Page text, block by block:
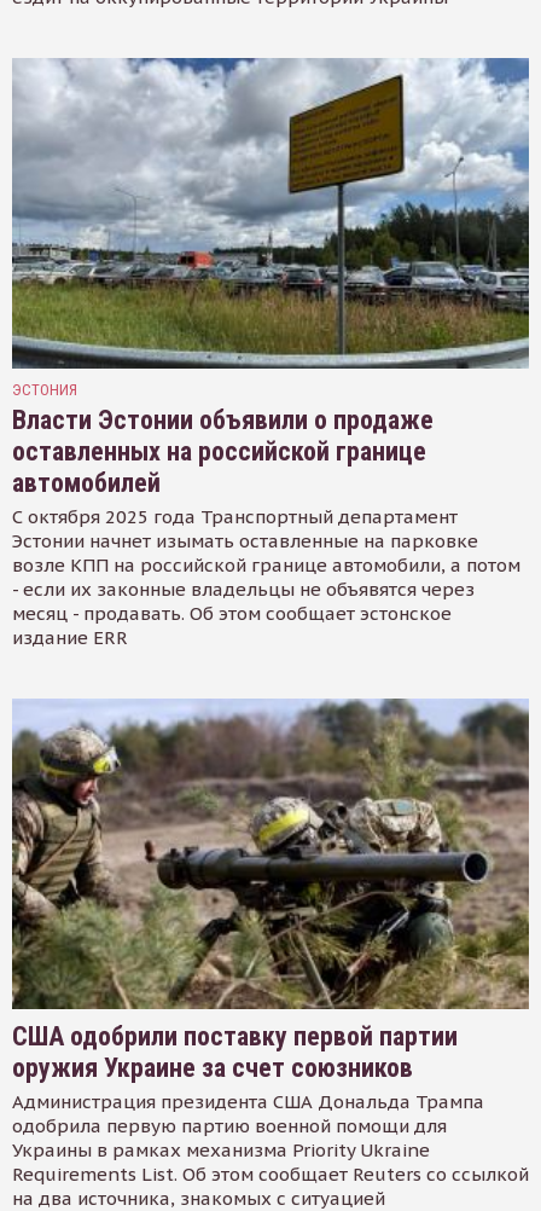
ЭСТОНИЯ
Власти Эстонии объявили о продаже
оставленных на российской границе
автомобилей
С октября 2025 года Транспортный департамент
Эстонии начнет изымать оставленные на парковке
возле КПП на российской границе автомобили, а потом
- если их законные владельцы не объявятся через
месяц - продавать. Об этом сообщает эстонское
издание ERR
США одобрили поставку первой партии
оружия Украине за счет союзников
Администрация президента США Дональда Трампа
одобрила первую партию военной помощи для
Украины в рамках механизма Priority Ukraine
Requirements List. Об этом сообщает Reuters со ссылкой
на два источника, знакомых с ситуацией